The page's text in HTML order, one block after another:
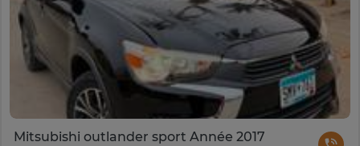
Mitsubishi outlander sport Année 2017